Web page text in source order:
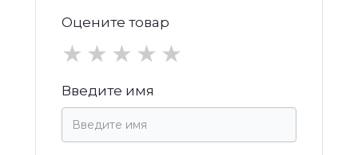
Оцените товар
★
★
★
★
★
Введите имя